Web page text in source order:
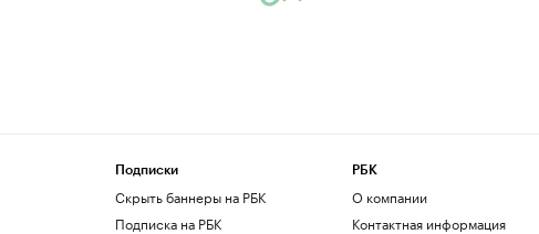
Подписки
Скрыть баннеры на РБК
Подписка на РБК
РБК
О компании
Контактная информация